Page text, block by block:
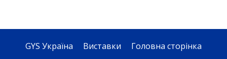
GYS Україна Виставки
Головна сторінка